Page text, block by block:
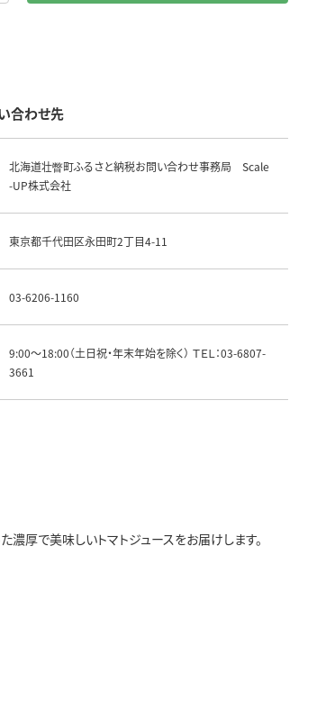
合わせ先
北海道壮瞥町ふるさと納税お問い合わせ事務局 Scale
-UP株式会社
東京都千代田区永田町2丁目4-11
03-6206-1160
9:00～18:00（土日祝・年末年始を除く） ＴＥＬ：03-6807-
3661
厚で美味しいトマトジュースをお届けします。